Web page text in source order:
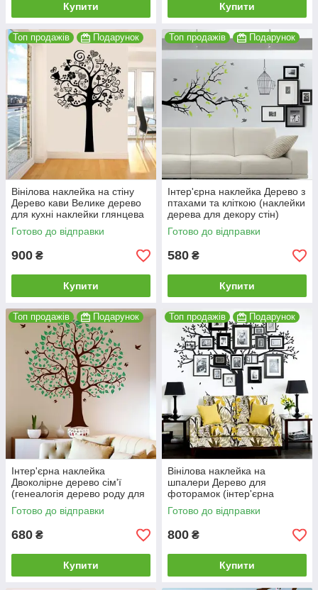
Купити Купити
Топ продажів Подарунок
Вінілова наклейка на стіну
Дерево кави Велике дерево
для кухні наклейки глянцева
1100х1500 мм
Готово до відправки
900 ₴
Купити
Топ продажів Подарунок
Інтер'єрна наклейка Дерево з
птахами та кліткою (наклейки
дерева для декору стін)
глянсова 1200х1050 мм
Готово до відправки
580 ₴
Купити
Топ продажів Подарунок
Інтер'єрна наклейка
Двоколірне дерево сім'ї
(генеалогія дерево роду для
фото) глянцева 1100х1200
мм
Готово до відправки
680 ₴
Купити
Топ продажів Подарунок
Вінілова наклейка на
шпалери Дерево для
фоторамок (інтер'єрна
самоклеюча) глянсова
1680х1500 мм
Готово до відправки
800 ₴
Купити